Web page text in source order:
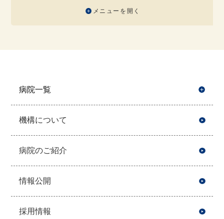
メニューを開く
病院一覧
機構について
病院のご紹介
情報公開
採用情報